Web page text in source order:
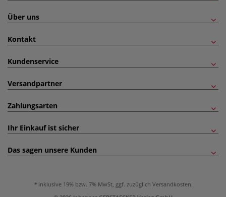
Über uns
Kontakt
Kundenservice
Versandpartner
Zahlungsarten
Ihr Einkauf ist sicher
Das sagen unsere Kunden
inklusive 19% bzw. 7% MwSt, ggf. zuzüglich Versandkosten.